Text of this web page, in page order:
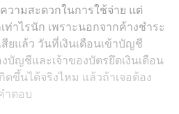
วามสะดวกในการใช้จ่าย แต่
ท่าไรนัก เพราะนอกจากค้างชำระ
ยแล้ว วันที่เงินเดือนเข้าบัญชี
บัญชีและเจ้าของบัตรยึดเงินเดือน
ดขึ้นได้จริงไหม แล้วถ้าเจอต้อง
ำตอบ